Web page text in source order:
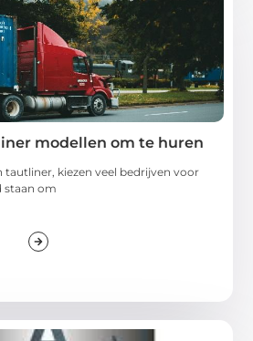
modellen om te huren
tautliner, kiezen veel bedrijven voor
staan om